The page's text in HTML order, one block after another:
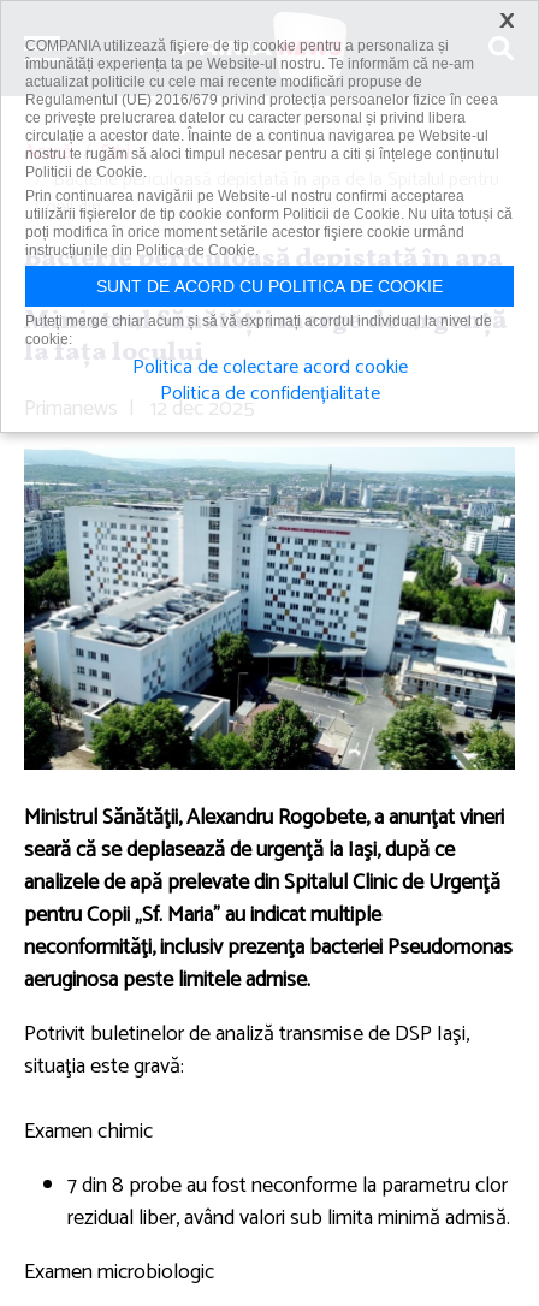
Acasă
Știri
Bacterie periculoasă depistată în apa de la Spitalul pentru
Copii din...
Bacterie periculoasă depistată în apa
de la Spitalul pentru Copii din Iaşi.
Ministrul Sănătăţii merge de urgenţă
la faţa locului
Primanews | 12 dec 2025
Ministrul Sănătăţii, Alexandru Rogobete, a anunţat vineri
seară că se deplasează de urgenţă la Iaşi, după ce
analizele de apă prelevate din Spitalul Clinic de Urgenţă
pentru Copii „Sf. Maria” au indicat multiple
neconformităţi, inclusiv prezenţa bacteriei Pseudomonas
aeruginosa peste limitele admise.
Potrivit buletinelor de analiză transmise de DSP Iaşi,
situaţia este gravă:
Examen chimic
7 din 8 probe au fost neconforme la parametru clor
rezidual liber, având valori sub limita minimă admisă.
Examen microbiologic
×
COMPANIA utilizează fişiere de tip cookie pentru a personaliza și
îmbunătăți experiența ta pe Website-ul nostru. Te informăm că ne-am
actualizat politicile cu cele mai recente modificări propuse de
Regulamentul (UE) 2016/679 privind protecția persoanelor fizice în ceea
ce privește prelucrarea datelor cu caracter personal și privind libera
circulație a acestor date. Înainte de a continua navigarea pe Website-ul
nostru te rugăm să aloci timpul necesar pentru a citi și înțelege conținutul
Politicii de Cookie.
Prin continuarea navigării pe Website-ul nostru confirmi acceptarea
utilizării fişierelor de tip cookie conform Politicii de Cookie. Nu uita totuși că
poți modifica în orice moment setările acestor fişiere cookie urmând
instrucțiunile din Politica de Cookie.
SUNT DE ACORD CU POLITICA DE COOKIE
Puteți merge chiar acum și să vă exprimați acordul individual la nivel de
cookie:
Politica de colectare acord cookie
Politica de confidențialitate